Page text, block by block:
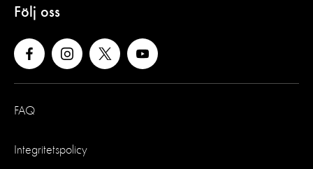
Följ oss
FAQ
Integritetspolicy